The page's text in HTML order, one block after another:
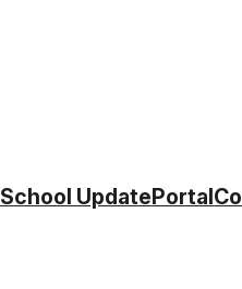
School UpdatePortal